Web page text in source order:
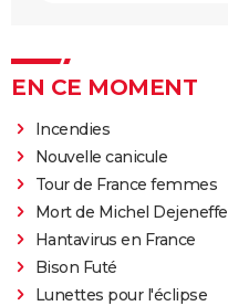
EN CE MOMENT
Incendies
Nouvelle canicule
Tour de France femmes
Mort de Michel Dejeneffe
Hantavirus en France
Bison Futé
Lunettes pour l'éclipse